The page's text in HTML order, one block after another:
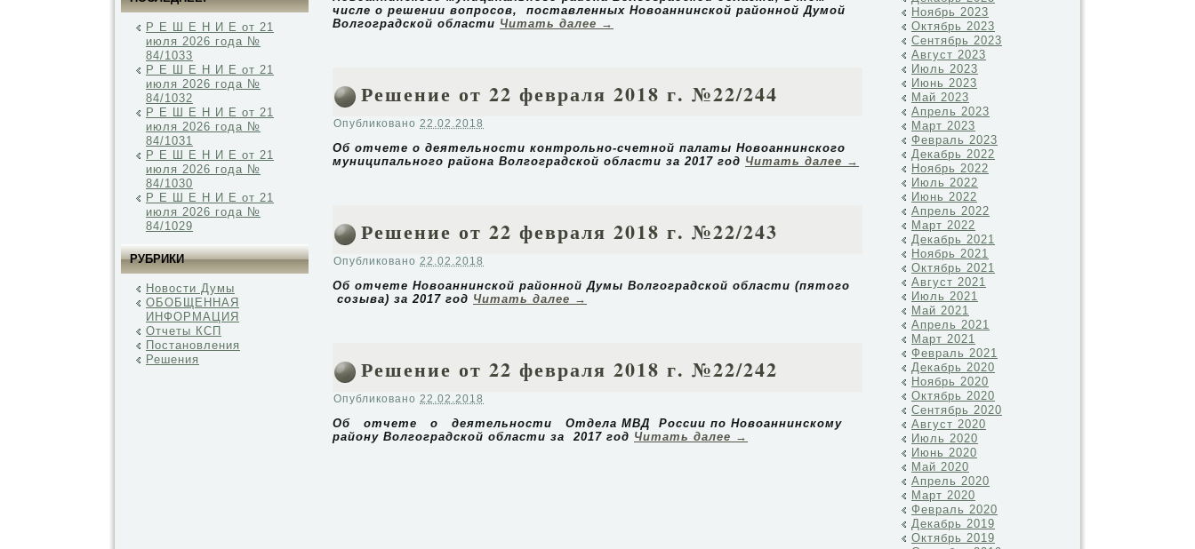
Р Е Ш Е Н И Е от 21
июля 2026 года №
84/1033
Р Е Ш Е Н И Е от 21
июля 2026 года №
84/1032
Р Е Ш Е Н И Е от 21
июля 2026 года №
84/1031
Р Е Ш Е Н И Е от 21
июля 2026 года №
84/1030
Р Е Ш Е Н И Е от 21
июля 2026 года №
84/1029
РУБРИКИ
Новости Думы
ОБОБЩЕННАЯ
ИНФОРМАЦИЯ
Отчеты КСП
Постановления
Решения
числе о решении вопросов, поставленных Новоаннинской районной Думой
Волгоградской области Читать далее →
Решение от 22 февраля 2018 г. №22/244
Опубликовано 22.02.2018
Об отчете о деятельности контрольно-счетной палаты Новоаннинского
муниципального района Волгоградской области за 2017 год Читать далее →
Решение от 22 февраля 2018 г. №22/243
Опубликовано 22.02.2018
Об отчете Новоаннинской районной Думы Волгоградской области (пятого
созыва) за 2017 год Читать далее →
Решение от 22 февраля 2018 г. №22/242
Опубликовано 22.02.2018
Об отчете о деятельности Отдела МВД России по Новоаннинскому
району Волгоградской области за 2017 год Читать далее →
Ноябрь 2023
Октябрь 2023
Сентябрь 2023
Август 2023
Июль 2023
Июнь 2023
Май 2023
Апрель 2023
Март 2023
Февраль 2023
Декабрь 2022
Ноябрь 2022
Июль 2022
Июнь 2022
Апрель 2022
Март 2022
Декабрь 2021
Ноябрь 2021
Октябрь 2021
Август 2021
Июль 2021
Май 2021
Апрель 2021
Март 2021
Февраль 2021
Декабрь 2020
Ноябрь 2020
Октябрь 2020
Сентябрь 2020
Август 2020
Июль 2020
Июнь 2020
Май 2020
Апрель 2020
Март 2020
Февраль 2020
Декабрь 2019
Октябрь 2019